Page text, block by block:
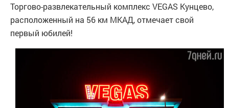
Торгово-развлекательный комплекс VEGAS Кунцево,
расположенный на 56 км МКАД, отмечает свой
первый юбилей!